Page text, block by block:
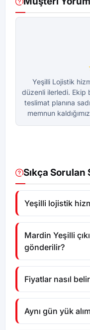
Yeşilli Lojistik
düzenli ilerledi. Ekip
teslimat planına
memnun
Sıkça Sorulan
Yeşilli lojistik
Mardin Yeşilli
gönderilir?
Fiyatlar nasıl
Aynı gün yük